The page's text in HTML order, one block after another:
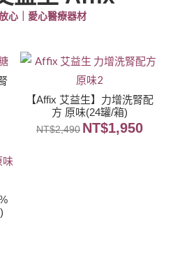
心｜愛心醫療器材
【Affix 艾益生】力增洗腎配
方 原味(24罐/箱)
NT$2,490 NT$1,950